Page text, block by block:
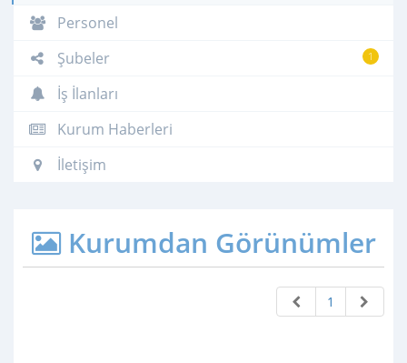
Personel
1
Şubeler
İş İlanları
Kurum Haberleri
İletişim
Kurumdan Görünümler
1